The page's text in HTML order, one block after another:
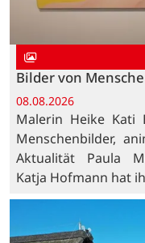
Bilder von
08.08.2026
Malerin Heike
Menschenbilder,
Aktualität Paula
Katja Hofmann hat